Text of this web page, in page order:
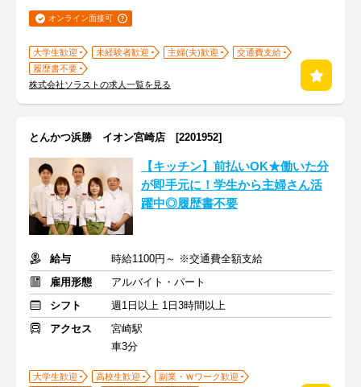
オンライン面接可
大学生歓迎 未経験者歓迎 主婦(夫)歓迎
交通費支給
履歴書不要
株式会社ソラストの求人一覧を見る
とんかつ浜勝 イオン宮崎店 [2201952]
【キッチン】前払いOK★働いた分
が即手元に！学生から主婦さん活
躍中◎履歴書不要
給与
時給1100円～ ※交通費全額支給
雇用形態
アルバイト・パート
シフト
週1日以上 1日3時間以上
アクセス
宮崎駅
車3分
大学生歓迎 高校生歓迎
副業・Ｗワーク歓迎